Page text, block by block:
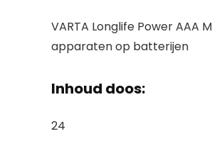
VARTA Longlife Power
apparaten op batterijen
Inhoud doos:
24